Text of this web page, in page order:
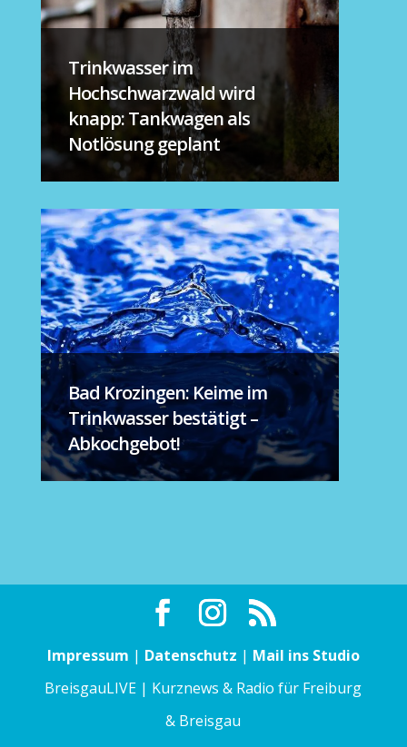
Trinkwasser im
Hochschwarzwald wird
knapp: Tankwagen als
Notlösung geplant
Bad Krozingen: Keime im
Trinkwasser bestätigt –
Abkochgebot!
Impressum | Datenschutz | Mail ins Studio
BreisgauLIVE | Kurznews & Radio für Freiburg
& Breisgau